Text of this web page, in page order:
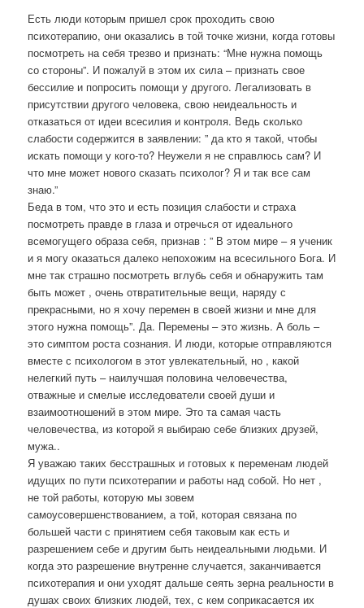
Есть люди которым пришел срок проходить свою
психотерапию, они оказались в той точке жизни, когда готовы
посмотреть на себя трезво и признать: “Мне нужна помощь
со стороны”. И пожалуй в этом их сила – признать свое
бессилие и попросить помощи у другого. Легализовать в
присутствии другого человека, свою неидеальность и
отказаться от идеи всесилия и контроля. Ведь сколько
слабости содержится в заявлении: ” да кто я такой, чтобы
искать помощи у кого-то? Неужели я не справлюсь сам? И
что мне может нового сказать психолог? Я и так все сам
знаю.”
Беда в том, что это и есть позиция слабости и страха
посмотреть правде в глаза и отречься от идеального
всемогущего образа себя, признав : ” В этом мире – я ученик
и я могу оказаться далеко непохожим на всесильного Бога. И
мне так страшно посмотреть вглубь себя и обнаружить там
быть может , очень отвратительные вещи, наряду с
прекрасными, но я хочу перемен в своей жизни и мне для
этого нужна помощь”. Да. Перемены – это жизнь. А боль –
это симптом роста сознания. И люди, которые отправляются
вместе с психологом в этот увлекательный, но , какой
нелегкий путь – наилучшая половина человечества,
отважные и смелые исследователи своей души и
взаимоотношений в этом мире. Это та самая часть
человечества, из которой я выбираю себе близких друзей,
мужа..
Я уважаю таких бесстрашных и готовых к переменам людей
идущих по пути психотерапии и работы над собой. Но нет ,
не той работы, которую мы зовем
самоусовершенствованием, а той, которая связана по
большей части с принятием себя таковым как есть и
разрешением себе и другим быть неидеальными людьми. И
когда это разрешение внутренне случается, заканчивается
психотерапия и они уходят дальше сеять зерна реальности в
душах своих близких людей, тех, с кем соприкасается их